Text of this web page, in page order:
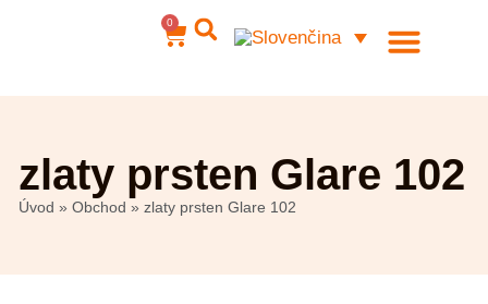
0
zlaty prsten Glare 102
Úvod » Obchod » zlaty prsten Glare 102